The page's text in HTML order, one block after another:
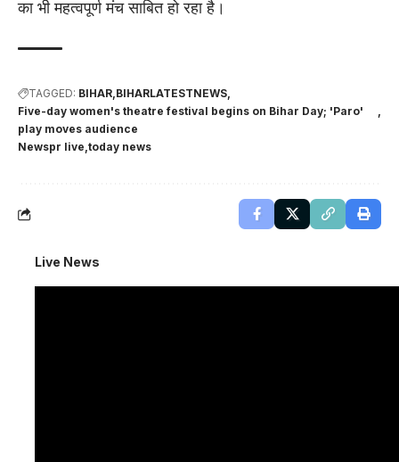
का भी महत्वपूर्ण मंच साबित हो रहा है।
TAGGED: BIHAR BIHARLATESTNEWS
Five-day women's theatre festival begins on Bihar Day; 'Paro'
play moves audience
Newspr live today news
Live News